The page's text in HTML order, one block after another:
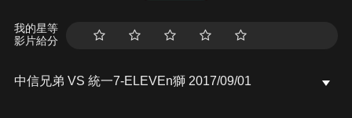
我的星等
影片給分
中信兄弟 VS 統一7-ELEVEn獅 2017/09/01